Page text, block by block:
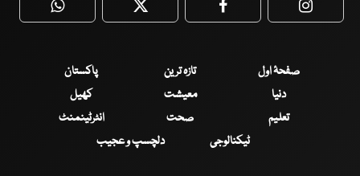
WhatsApp Twitter Facebook
صفحۂ اول تازہ ترین
پاکستان
دنیا
معیشت
کھیل
تعلیم
صحت
انٹرٹینمنٹ
ٹیکنالوجی
دلچسپ و عجیب